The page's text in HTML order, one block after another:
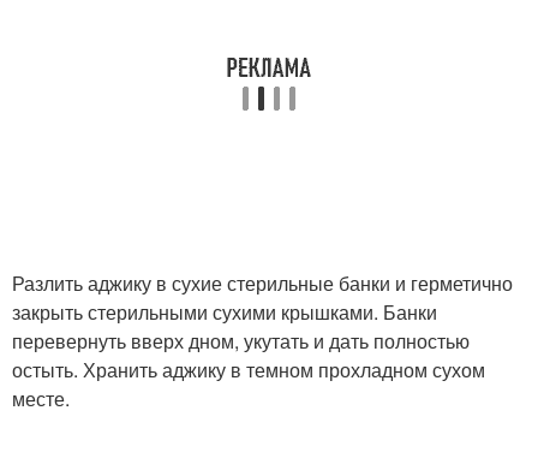
Разлить аджику в сухие стерильные банки и герметично
закрыть стерильными сухими крышками. Банки
перевернуть вверх дном, укутать и дать полностью
остыть. Хранить аджику в темном прохладном сухом
месте.